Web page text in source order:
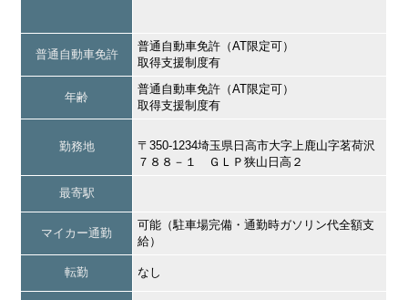
普通自動車免許
普通自動車免許（AT限定可）
取得支援制度有
年齢
普通自動車免許（AT限定可）
取得支援制度有
勤務地
〒350-1234埼玉県日高市大字上鹿山字茗荷沢
７８８－１ ＧＬＰ狭山日高２
最寄駅
マイカー通勤
可能（駐車場完備・通勤時ガソリン代全額支
給）
転勤 なし